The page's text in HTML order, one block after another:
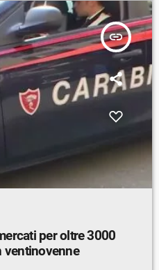
insert_link
per oltre 3000
ventinovenne